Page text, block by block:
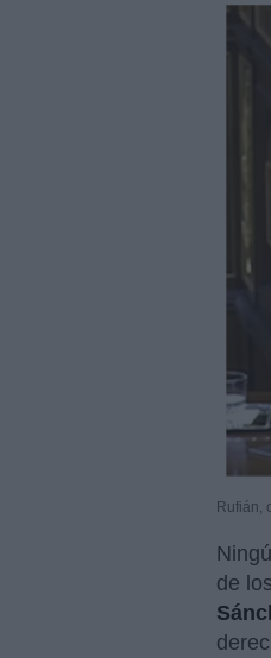
Rufián,
de